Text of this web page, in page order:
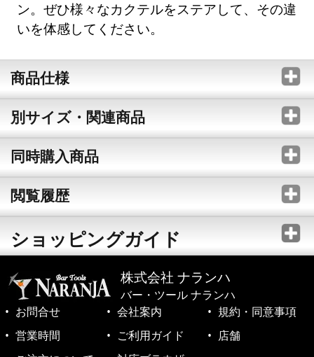
ン。ぜひ様々なカクテルをステアして、その違
いを体感してください。
商品仕様
別サイズ・関連商品
同時購入商品
閲覧履歴
ショッピングガイド
株式会社 ナランハ
バー・ツール ナランハ
お問合せ
会社案内
規約・同意事項
営業時間
ご利用ガイド
店舗